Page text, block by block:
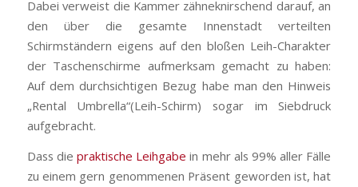
Dabei verweist die Kammer zähneknirschend darauf, an
den über die gesamte Innenstadt verteilten
Schirmständern eigens auf den bloßen Leih-Charakter
der Taschenschirme aufmerksam gemacht zu haben:
Auf dem durchsichtigen Bezug habe man den Hinweis
„Rental Umbrella“(Leih-Schirm) sogar im Siebdruck
aufgebracht.
Dass die praktische Leihgabe in mehr als 99% aller Fälle
zu einem gern genommenen Präsent geworden ist, hat